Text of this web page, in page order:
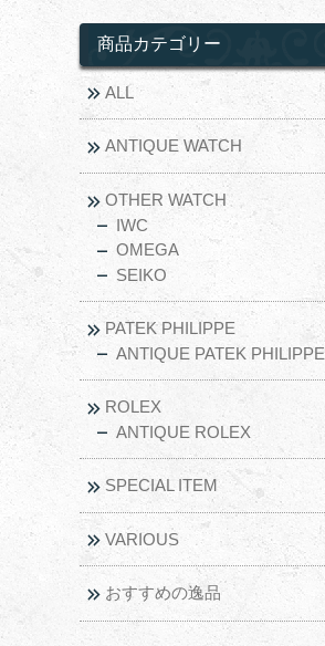
商品カテゴリー
ALL
ANTIQUE WATCH
OTHER WATCH
IWC
OMEGA
SEIKO
PATEK PHILIPPE
ANTIQUE PATEK PHILIPPE
ROLEX
ANTIQUE ROLEX
SPECIAL ITEM
VARIOUS
おすすめの逸品